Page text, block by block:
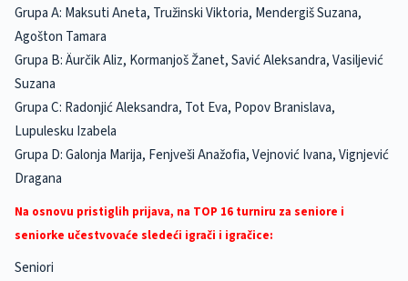
Grupa A: Maksuti Aneta, Tružinski Viktoria, Mendergiš Suzana,
Agošton Tamara
Grupa B: Äurčik Aliz, Kormanjoš Žanet, Savić Aleksandra, Vasiljević
Suzana
Grupa C: Radonjić Aleksandra, Tot Eva, Popov Branislava,
Lupulesku Izabela
Grupa D: Galonja Marija, Fenjveši Anažofia, Vejnović Ivana, Vignjević
Dragana
Na osnovu pristiglih prijava, na TOP 16 turniru za seniore i
seniorke učestvovaće sledeći igrači i igračice:
Seniori